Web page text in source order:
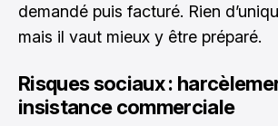
demandé puis facturé. Rien
mais il vaut mieux y être préparé.
Risques sociaux :
insistance commerciale